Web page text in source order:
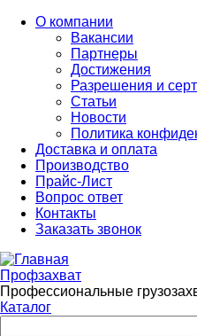
Перейти
основному
содержанию
О компании
Вакансии
Партнеры
Достижения
Разрешения и
Статьи
Новости
Политика
Доставка и оплата
Производство
Прайс-Лист
Вопрос ответ
Контакты
Заказать звонок
Профзахват
Профессиональные
Каталог